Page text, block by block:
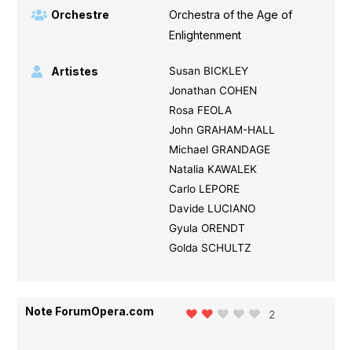
Orchestre
Orchestra of the Age of
Enlightenment
Artistes
Susan BICKLEY
Jonathan COHEN
Rosa FEOLA
John GRAHAM-HALL
Michael GRANDAGE
Natalia KAWALEK
Carlo LEPORE
Davide LUCIANO
Gyula ORENDT
Golda SCHULTZ
Note ForumOpera.com 2